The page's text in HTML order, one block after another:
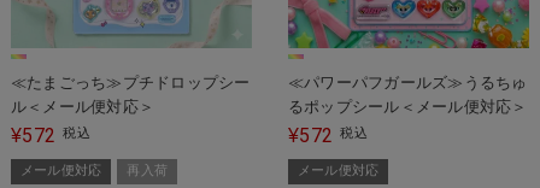
≪たまごっち≫プチドロップシー
ル＜メール便対応＞
¥572 税込
メール便対応 再入荷
≪パワーパフガールズ≫うるちゅ
るポップシール＜メール便対応＞
¥572 税込
メール便対応